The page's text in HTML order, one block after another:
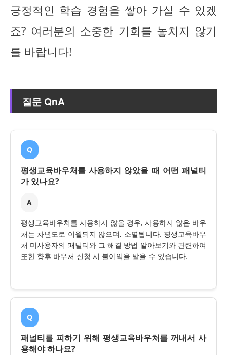
긍정적인 학습 경험을 쌓아 가실 수 있겠
죠? 여러분의 소중한 기회를 놓치지 않기
를 바랍니다!
질문 QnA
Q
평생교육바우처를 사용하지 않았을 때 어떤 패널티
가 있나요?
A
평생교육바우처를 사용하지 않을 경우, 사용하지 않은 바우
처는 차년도로 이월되지 않으며, 소멸됩니다. 평생교육바우
처 미사용자의 패널티와 그 해결 방법 알아보기와 관련하여
또한 향후 바우처 신청 시 불이익을 받을 수 있습니다.
Q
패널티를 피하기 위해 평생교육바우처를 꺼내서 사
용해야 하나요?